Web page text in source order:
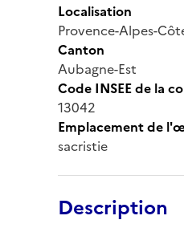
Localisation
Provence-Alpes-
Canton
Aubagne-Est
Code INSEE de la
13042
Emplacement de
sacristie
Description